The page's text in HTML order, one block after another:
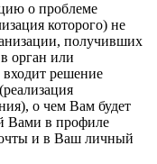
о проблеме
которого) не
получивших
орган или
решение
о чем Вам будет
Вами в профиле
и в Ваш личный